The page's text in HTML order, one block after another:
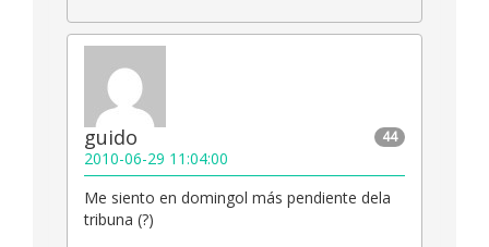
44
guido
2010-06-29 11:04:00
Me siento en domingol más pendiente dela
tribuna (?)